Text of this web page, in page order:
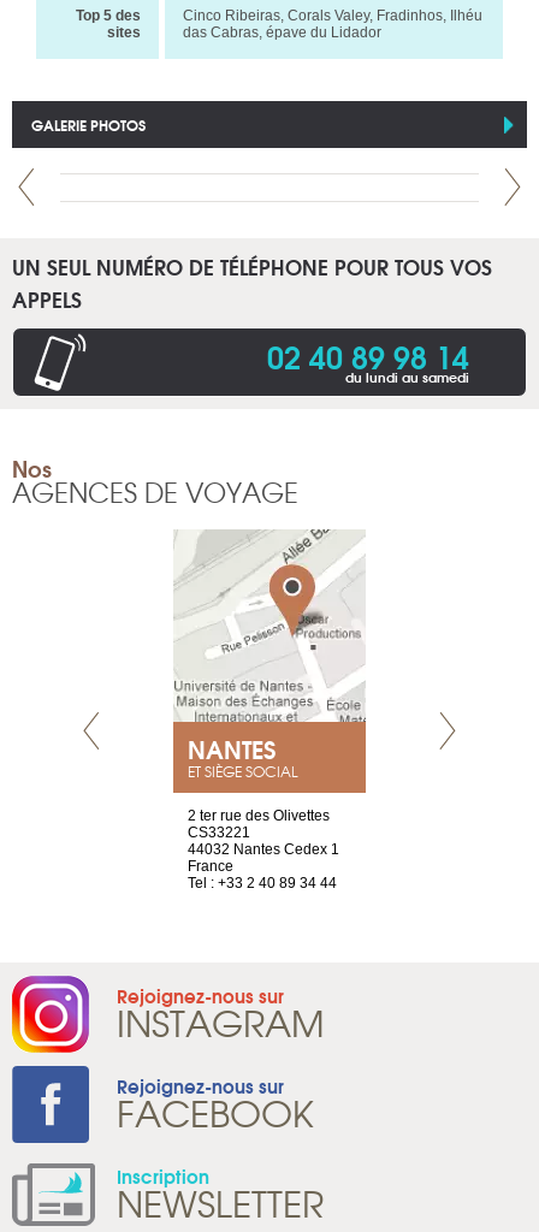
Top 5 des
sites
Cinco Ribeiras, Corals Valey, Fradinhos, Ilhéu
das Cabras, épave du Lidador
GALERIE PHOTOS
UN SEUL NUMÉRO DE TÉLÉPHONE POUR TOUS VOS
APPELS
02 40 89 98 14
du lundi au samedi
Nos
AGENCES DE VOYAGE
NANTES
ET SIÈGE SOCIAL
2 ter rue des Olivettes
CS33221
44032 Nantes Cedex 1
France
Tel : +33 2 40 89 34 44
Rejoignez-nous sur
INSTAGRAM
Rejoignez-nous sur
FACEBOOK
Inscription
NEWSLETTER